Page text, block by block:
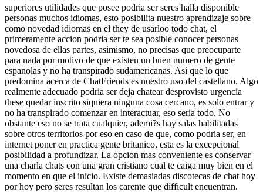
superiores utilidades que posee podri­a ser seres halla disponible
personas muchos idiomas, esto posibilita nuestro aprendizaje sobre
como novedad idiomas en el they de usarloo todo chat, el
primeramente accion podri­a ser te sea posible conocer personas
novedosa de ellas partes, asimismo, no precisas que preocuparte
para nada por motivo de que existen un buen numero de gente
espanolas y no ha transpirado sudamericanas. Asi que lo que
predomina acerca de ChatFriends es nuestro uso del castellano. Algo
realmente adecuado podri­a ser deja chatear desprovisto urgencia
these quedar inscrito siquiera ninguna cosa cercano, es solo entrar y
no ha transpirado comenzar en interactuar, eso seri­a todo. No
obstante eso no se trata cualquier, ademi?s hay salas habilitadas
sobre otros territorios por eso en caso de que, como podri­a ser, en
internet poner en practica gente britanico, esta es la excepcional
posibilidad a profundizar. La opcion mas conveniente es conservar
una charla chats con una gran cristiano cual te caiga muy bien en el
momento en que el inicio. Existe demasiadas discotecas de chat hoy
por hoy pero seres resultan los carente que difficult encuentran.